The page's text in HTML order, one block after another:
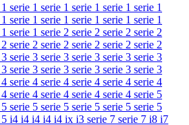
serie 1 serie 1 serie 1 serie 1 serie 1
serie 1 serie 1 serie 1 serie 1 serie 1
serie 1 serie 2 serie 2 serie 2 serie 2
serie 2 serie 2 serie 2 serie 2 serie 2
serie 3 serie 3 serie 3 serie 3 serie 3
serie 3 serie 3 serie 3 serie 3 serie 3
serie 4 serie 4 serie 4 serie 4 serie 4
serie 4 serie 4 serie 4 serie 4 serie 5
serie 5 serie 5 serie 5 serie 5 serie 5
i4 i4 i4 i4 i4 ix i3 serie 7 serie 7 i8 i7